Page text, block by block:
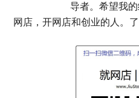
导者。希望我
网店，开网店和创业的人。